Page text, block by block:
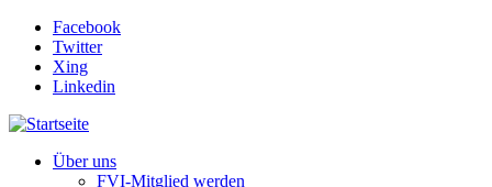
Direkt zum Inhalt
Facebook
Twitter
Xing
Linkedin
Über uns
FVI-Mitglied werden